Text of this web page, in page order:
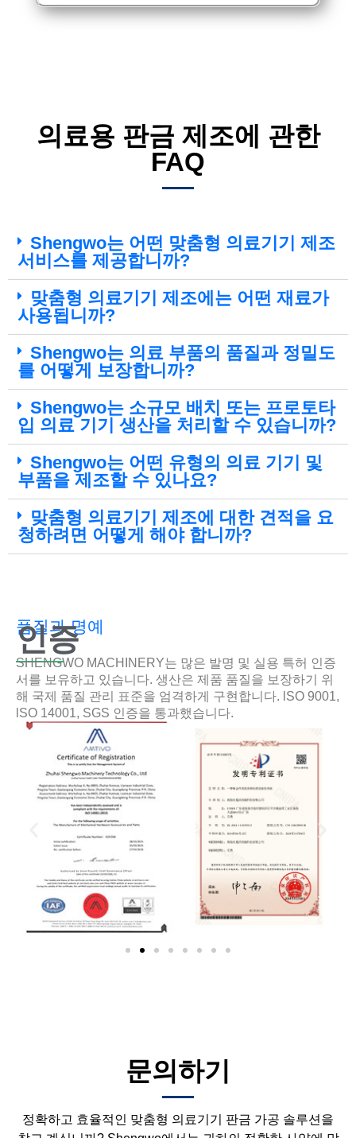
의료용 판금 제조에 관한
FAQ
Shengwo는 어떤 맞춤형 의료기기 제조
서비스를 제공합니까?
맞춤형 의료기기 제조에는 어떤 재료가
사용됩니까?
Shengwo는 의료 부품의 품질과 정밀도
를 어떻게 보장합니까?
Shengwo는 소규모 배치 또는 프로토타
입 의료 기기 생산을 처리할 수 있습니까?
Shengwo는 어떤 유형의 의료 기기 및
부품을 제조할 수 있나요?
맞춤형 의료기기 제조에 대한 견적을 요
청하려면 어떻게 해야 합니까?
품질과 명예
인증
SHENGWO MACHINERY는 많은 발명 및 실용 특허 인증
서를 보유하고 있습니다. 생산은 제품 품질을 보장하기 위
해 국제 품질 관리 표준을 엄격하게 구현합니다. lSO 9001,
lSO 14001, SGS 인증을 통과했습니다.
문의하기
정확하고 효율적인 맞춤형 의료기기 판금 가공 솔루션을